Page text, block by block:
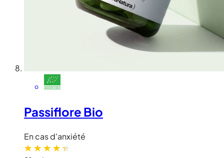
Passiflore Bio
En cas d'anxiété